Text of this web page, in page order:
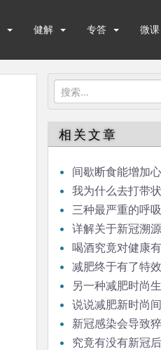
健解 专答 微课
搜
索：
相关文章
间歇断食能增加
我为什么去打带
三种最严重的呼
详解关于新冠溯
喝酒究竟对健康
减肥终于有了特
另一种减肥时尚
说说减肥新时尚
新冠感染会导致
究竟有没有新冠